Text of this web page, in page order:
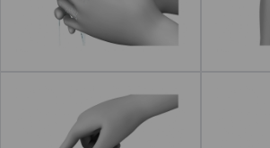
Abrir el grifo